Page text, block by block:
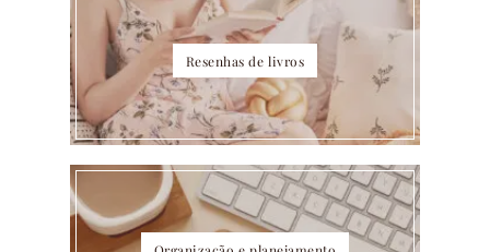
Resenhas de livros